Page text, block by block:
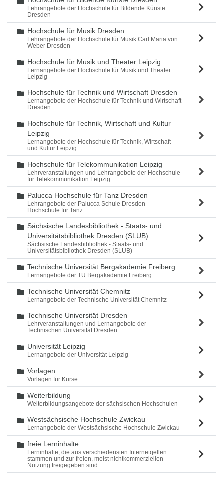
Lehrangebote der Hochschule für Bildende Künste
Dresden
Ordner
Hochschule für Musik Dresden
Lehrangebote der Hochschule für Musik Carl Maria von
Weber Dresden
Ordner
Hochschule für Musik und Theater Leipzig
Lernangebote der Hochschule für Musik und Theater
Leipzig
Ordner
Hochschule für Technik und Wirtschaft Dresden
Lernangebote der Hochschule für Technik und Wirtschaft
Dresden
Ordner
Hochschule für Technik, Wirtschaft und Kultur
Leipzig
Lernangebote der Hochschule für Technik, Wirtschaft
und Kultur Leipzig
Ordner
Hochschule für Telekommunikation Leipzig
Lehrveranstaltungen und Lehrangebote der Hochschule
für Telekommunikation Leipzig
Ordner
Palucca Hochschule für Tanz Dresden
Lehrangebote der Palucca Schule Dresden -
Hochschule für Tanz
Ordner
Sächsische Landesbibliothek - Staats- und
Universitätsbibliothek Dresden (SLUB)
Sächsische Landesbibliothek - Staats- und
Universitätsbibliothek Dresden (SLUB)
Ordner
Technische Universität Bergakademie Freiberg
Lernangebote der TU Bergakademie Freiberg
Ordner
Technische Universität Chemnitz
Lernangebote der Technische Universität Chemnitz
Ordner
Technische Universität Dresden
Lehrveranstaltungen und Lernangebote der
Technischen Universität Dresden
Ordner
Universität Leipzig
Lernangebote der Universität Leipzig
Ordner
Vorlagen
Vorlagen für Kurse.
Ordner
Weiterbildung
Weiterbildungsangebote der sächsischen Hochschulen
Ordner
Westsächsische Hochschule Zwickau
Lernangebote der Westsächsische Hochschule Zwickau
Ordner
freie Lerninhalte
Lerninhalte, die aus verschiedensten Internetqellen
stammen und zur freien, meist nichtkommerziellen
Nutzung freigegeben sind.